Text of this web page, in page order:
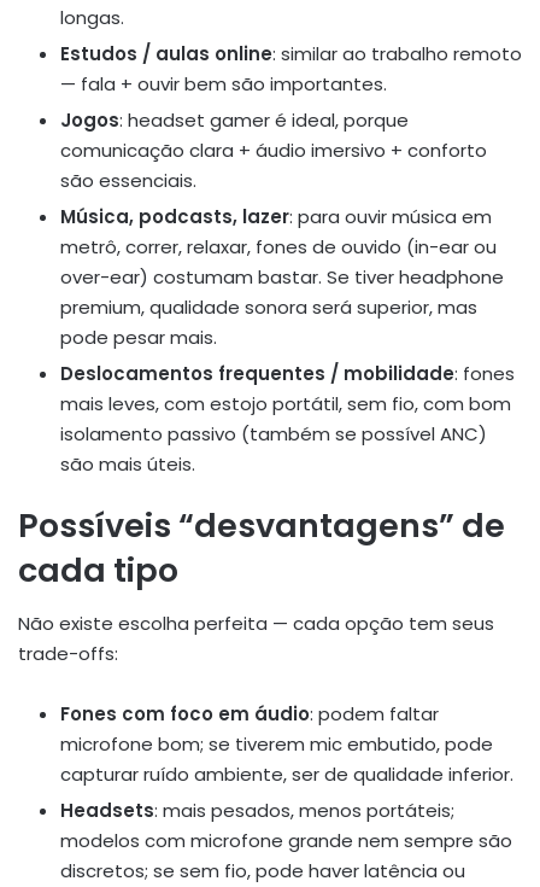
longas.
Estudos / aulas online: similar ao trabalho remoto
— fala + ouvir bem são importantes.
Jogos: headset gamer é ideal, porque
comunicação clara + áudio imersivo + conforto
são essenciais.
Música, podcasts, lazer: para ouvir música em
metrô, correr, relaxar, fones de ouvido (in-ear ou
over-ear) costumam bastar. Se tiver headphone
premium, qualidade sonora será superior, mas
pode pesar mais.
Deslocamentos frequentes / mobilidade: fones
mais leves, com estojo portátil, sem fio, com bom
isolamento passivo (também se possível ANC)
são mais úteis.
Possíveis “desvantagens” de
cada tipo
Não existe escolha perfeita — cada opção tem seus
trade-offs:
Fones com foco em áudio: podem faltar
microfone bom; se tiverem mic embutido, pode
capturar ruído ambiente, ser de qualidade inferior.
Headsets: mais pesados, menos portáteis;
modelos com microfone grande nem sempre são
discretos; se sem fio, pode haver latência ou